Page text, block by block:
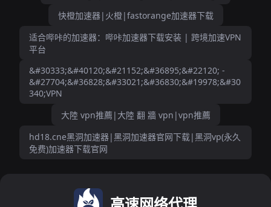
快橙加速器|火橙|fastorange加速器下载
适合哔咔的加速器：哔咔加速器下载安装 | 跨境加速VPN
平台
&#30333;&#40120;&#21152;&#36895;&#22120; -
&#27704;&#36828;&#33021;&#36830;&#19978;&#30
340;VPN
大陸 vpn推薦|大陸 翻 牆 vpn|vpn推薦
hd18.cne黑洞加速器|黑洞加速器官网下载|黑洞vp(永久
免费)加速器下载官网